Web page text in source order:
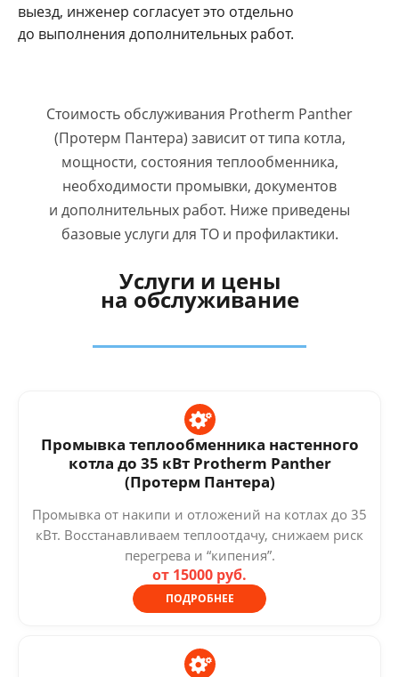
выезд, инженер согласует это отдельно
до выполнения дополнительных работ.
Стоимость обслуживания Protherm Panther
(Протерм Пантера) зависит от типа котла,
мощности, состояния теплообменника,
необходимости промывки, документов
и дополнительных работ. Ниже приведены
базовые услуги для ТО и профилактики.
Услуги и цены
на обслуживание
Промывка теплообменника настенного
котла до 35 кВт Protherm Panther
(Протерм Пантера)
Промывка от накипи и отложений на котлах до 35
кВт. Восстанавливаем теплоотдачу, снижаем риск
перегрева и “кипения”.
от 15000 руб.
ПОДРОБНЕЕ